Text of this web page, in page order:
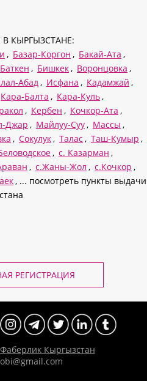
КЫРГЫЗСТАНЕ:
, Базар-Коргон , Бакай-Ата ,
Баткен , Бишкек , Воронцовка ,
Абад , Исфана , Кадамжай ,
Кара-Балта , Кара-Куль ,
, Кербен , Кочкор-Ата ,
Джар , Майлуу-Суу , Массы ,
, Сокулук , Талас , Таш-Кумыр ,
, с. Казарман ,
, с.Жаны-Жол , с.Кочкор ,
, ... посмотреть пункты выдачи
РЕГИСТРАЦИЯ
Фаберлик Кыргызстан